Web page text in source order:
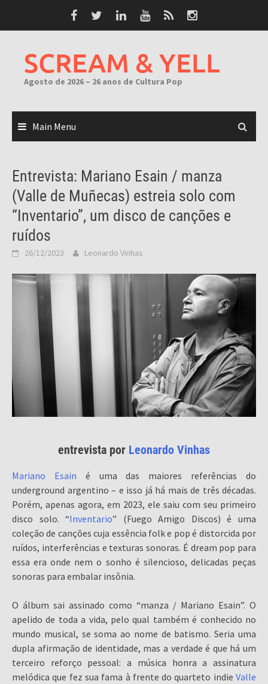
SCREAM & YELL
Agosto de 2026 – 26 anos de Cultura Pop
Main Menu
Entrevista: Mariano Esain / manza
(Valle de Muñecas) estreia solo com
“Inventario”, um disco de canções e
ruídos
26/12/2023 Leonardo Vinhas
entrevista por Leonardo Vinhas
Mariano Esain é uma das maiores referências do
underground argentino – e isso já há mais de três décadas.
Porém, apenas agora, em 2023, ele saiu com seu primeiro
disco solo. “Inventario” (Fuego Amigo Discos) é uma
coleção de canções cuja essência folk e pop é distorcida por
ruídos, interferências e texturas sonoras. É dream pop para
essa era onde nem o sonho é silencioso, delicadas peças
sonoras para embalar insônia.
O álbum sai assinado como “manza / Mariano Esain”. O
apelido de toda a vida, pelo qual também é conhecido no
mundo musical, se soma ao nome de batismo. Seria uma
dupla afirmação de identidade, mas a verdade é que há um
terceiro reforço pessoal: a música honra a assinatura
melódica que fez sua fama à frente do quarteto indie Valle